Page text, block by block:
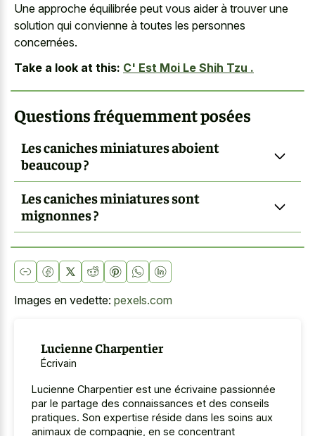
Une approche équilibrée peut vous aider à trouver une
solution qui convienne à toutes les personnes
concernées.
Take a look at this: C' Est Moi Le Shih Tzu .
Questions fréquemment posées
Les caniches miniatures aboient
beaucoup ?
Les caniches miniatures sont
mignonnes ?
Images en vedette: pexels.com
Lucienne Charpentier
Écrivain
Lucienne Charpentier est une écrivaine passionnée
par le partage des connaissances et des conseils
pratiques. Son expertise réside dans les soins aux
animaux de compagnie, en se concentrant